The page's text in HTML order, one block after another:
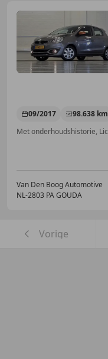
09/2017 98.638 km
Van Den Boog Automotive
NL-2803 PA GOUDA
Vorige